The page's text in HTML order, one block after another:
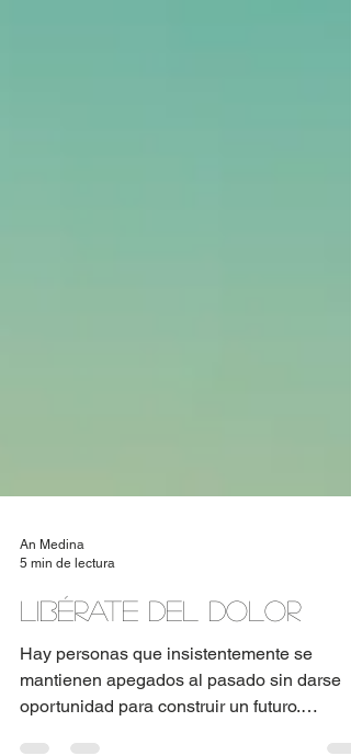
5 min de lectura
Libérate del dolor
Hay personas que insistentemente se
mantienen apegados al pasado sin darse
oportunidad para construir un futuro.